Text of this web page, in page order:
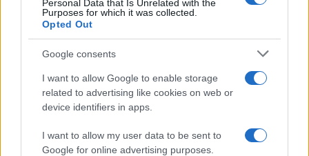
Personal Data that Is Unrelated with the
Purposes for which it was collected.
Opted Out
Google consents
I want to allow Google to enable storage
related to advertising like cookies on web or
device identifiers in apps.
I want to allow my user data to be sent to
Google for online advertising purposes.
Incidente a Baia Sardinia, scontro tra auto e
moto: un ferito
Olbia, le previsioni meteo per lunedì 10 agosto
2026
Le ultime offerte di lavoro a Olbia e in Gallura